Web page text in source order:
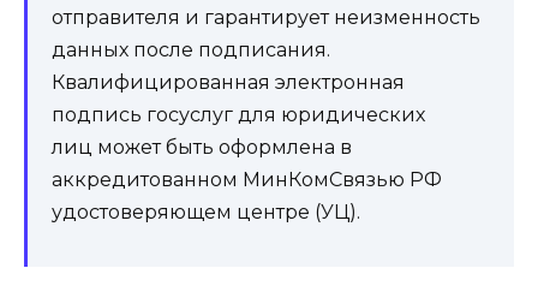
отправителя и гарантирует неизменность
данных после подписания.
Квалифицированная электронная
подпись госуслуг для юридических
лиц может быть оформлена в
аккредитованном МинКомСвязью РФ
удостоверяющем центре (УЦ).